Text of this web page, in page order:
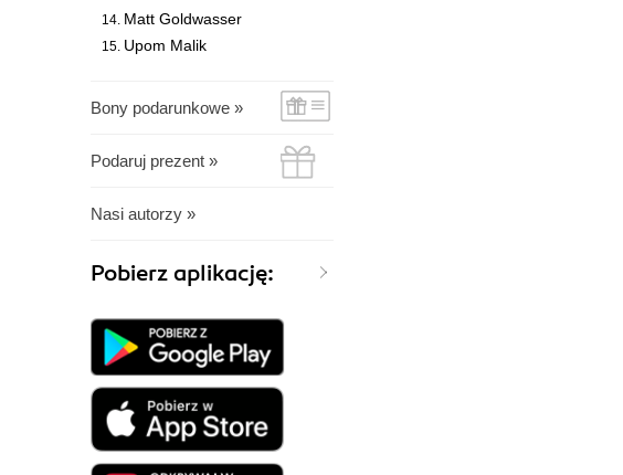
Matt Goldwasser
Upom Malik
Bony podarunkowe »
Podaruj prezent »
Nasi autorzy »
Pobierz aplikację: